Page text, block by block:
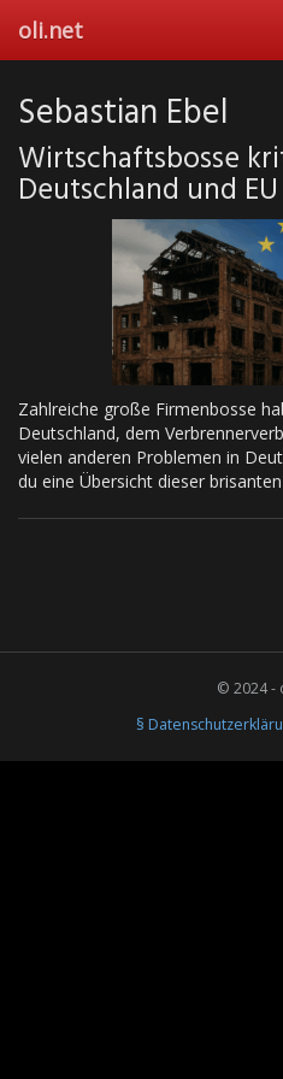
main
oli.net
Sebastian Ebel
Wirtschaftsbosse
Deutschland und EU
Zahlreiche große Firmenbosse
Deutschland, dem
vielen anderen Problemen in
du eine Übersicht dieser
© 2024 -
§